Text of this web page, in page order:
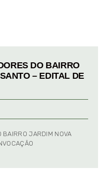
DO BAIRRO
– EDITAL DE
BAIRRO JARDIM NOVA